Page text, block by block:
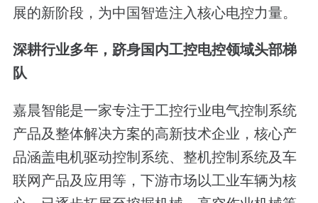
展的新阶段，为中国智造注入核心电控力量。
深耕行业多年，跻身国内工控电控领域头部梯
队
嘉晨智能是一家专注于工控行业电气控制系统
产品及整体解决方案的高新技术企业，核心产
品涵盖电机驱动控制系统、整机控制系统及车
联网产品及应用等，下游市场以工业车辆为核